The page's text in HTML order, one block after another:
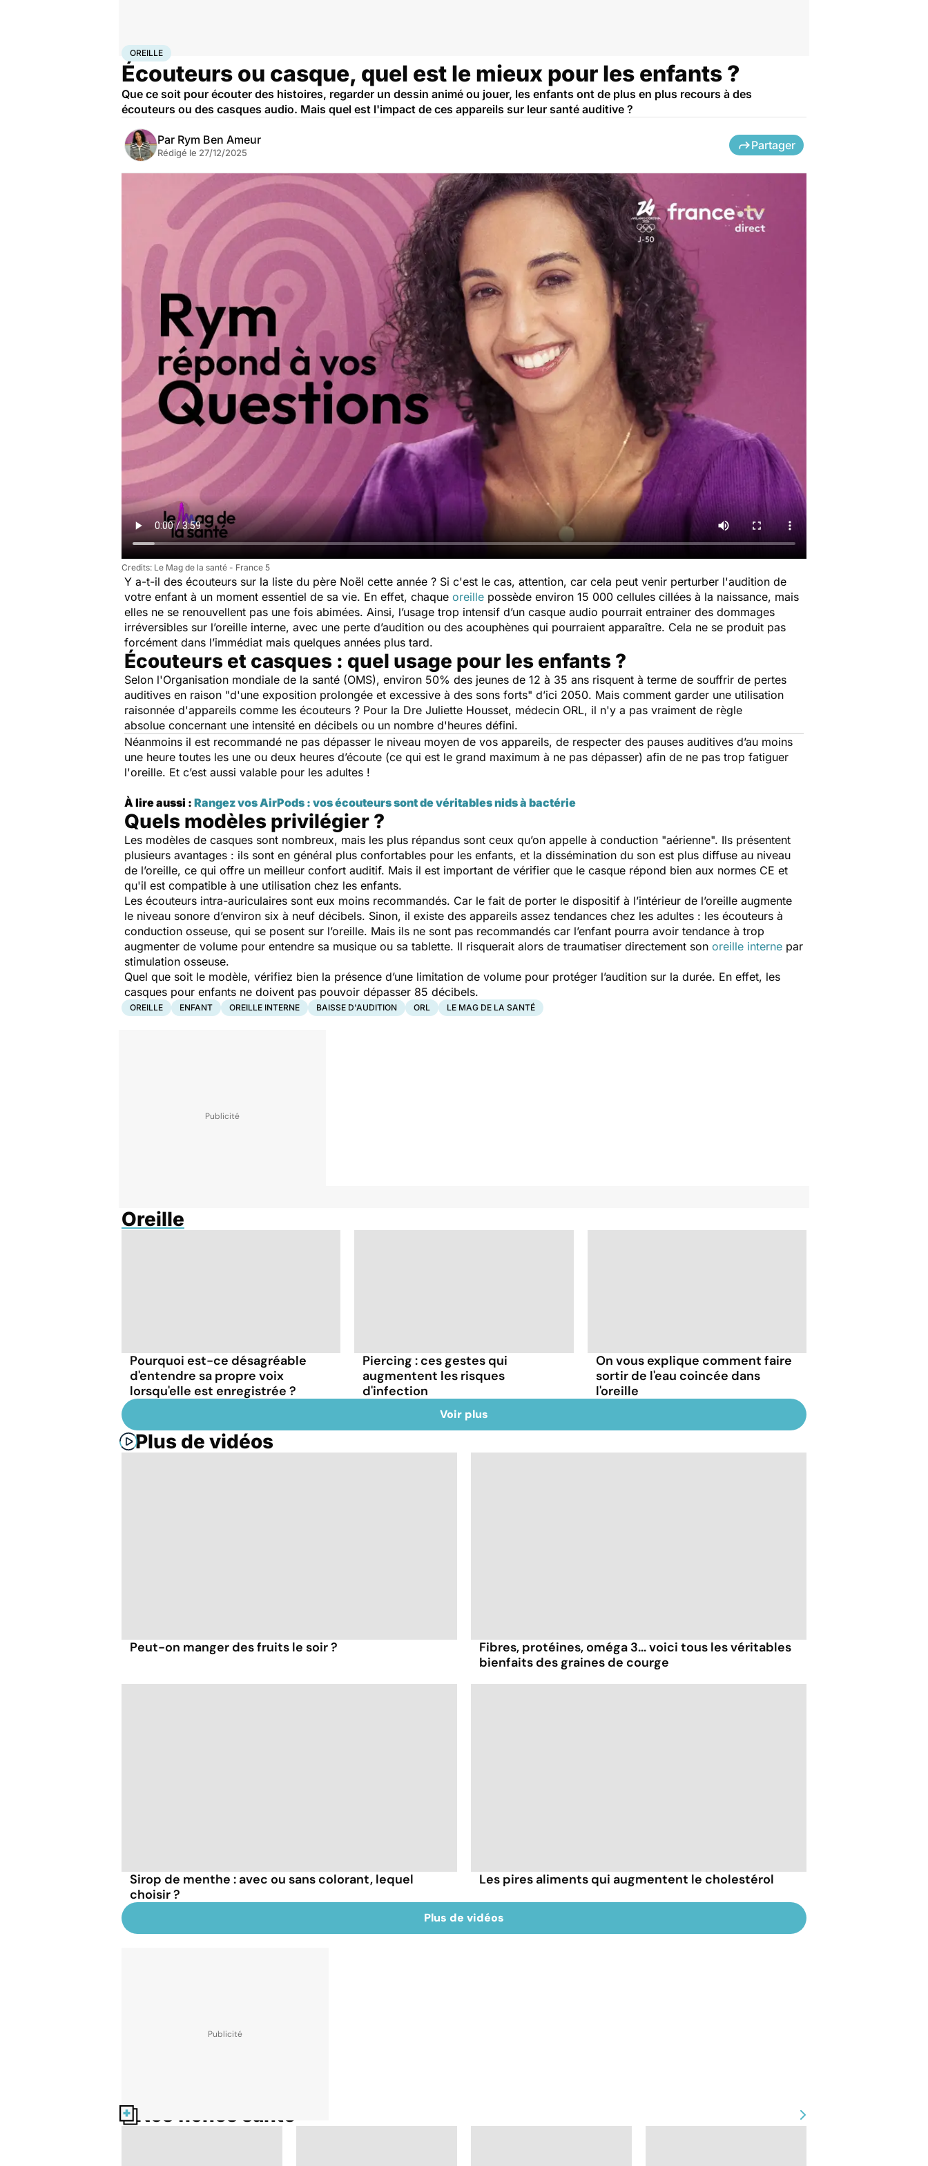
Accueil Santé
OREILLE
Écouteurs ou casque, quel est le mieux pour les enfants ?
Que ce soit pour écouter des histoires, regarder un dessin animé ou jouer, les enfants ont de plus en plus recours à des
écouteurs ou des casques audio. Mais quel est l'impact de ces appareils sur leur santé auditive ?
Par Rym Ben Ameur
Rédigé le 27/12/2025
Partager
Le Mag de la santé - France 5
Y a-t-il des écouteurs sur la liste du père Noël cette année ? Si c'est le cas, attention, car cela peut venir perturber l'audition de
votre enfant à un moment essentiel de sa vie. En effet, chaque oreille possède environ 15 000 cellules cillées à la naissance, mais
elles ne se renouvellent pas une fois abimées. Ainsi, l’usage trop intensif d’un casque audio pourrait entrainer des dommages
irréversibles sur l’oreille interne, avec une perte d’audition ou des acouphènes qui pourraient apparaître. Cela ne se produit pas
forcément dans l’immédiat mais quelques années plus tard.
Écouteurs et casques : quel usage pour les enfants ?
Selon l'Organisation mondiale de la santé (OMS), environ 50% des jeunes de 12 à 35 ans risquent à terme de souffrir de pertes
auditives en raison "d'une exposition prolongée et excessive à des sons forts" d’ici 2050. Mais comment garder une utilisation
raisonnée d'appareils comme les écouteurs ? Pour la Dre Juliette Housset, médecin ORL, il n'y a pas vraiment de règle
absolue concernant une intensité en décibels ou un nombre d'heures défini.
Néanmoins il est recommandé ne pas dépasser le niveau moyen de vos appareils, de respecter des pauses auditives d’au moins
une heure toutes les une ou deux heures d’écoute (ce qui est le grand maximum à ne pas dépasser) afin de ne pas trop fatiguer
l'oreille. Et c’est aussi valable pour les adultes !
À lire aussi : Rangez vos AirPods : vos écouteurs sont de véritables nids à bactérie
Quels modèles privilégier ?
Les modèles de casques sont nombreux, mais les plus répandus sont ceux qu’on appelle à conduction "aérienne". Ils présentent
plusieurs avantages : ils sont en général plus confortables pour les enfants, et la dissémination du son est plus diffuse au niveau
de l’oreille, ce qui offre un meilleur confort auditif. Mais il est important de vérifier que le casque répond bien aux normes CE et
qu'il est compatible à une utilisation chez les enfants.
Les écouteurs intra-auriculaires sont eux moins recommandés. Car le fait de porter le dispositif à l’intérieur de l’oreille augmente
le niveau sonore d’environ six à neuf décibels. Sinon, il existe des appareils assez tendances chez les adultes : les écouteurs à
conduction osseuse, qui se posent sur l’oreille. Mais ils ne sont pas recommandés car l’enfant pourra avoir tendance à trop
augmenter de volume pour entendre sa musique ou sa tablette. Il risquerait alors de traumatiser directement son oreille interne par
stimulation osseuse.
Quel que soit le modèle, vérifiez bien la présence d’une limitation de volume pour protéger l’audition sur la durée. En effet, les
casques pour enfants ne doivent pas pouvoir dépasser 85 décibels.
OREILLE ENFANT OREILLE INTERNE BAISSE D'AUDITION ORL LE MAG DE LA SANTÉ
Oreille
Pourquoi est-ce désagréable
d'entendre sa propre voix
lorsqu'elle est enregistrée ?
Piercing : ces gestes qui
augmentent les risques
d'infection
On vous explique comment faire
sortir de l'eau coincée dans
l'oreille
Voir plus
Plus de vidéos
Peut-on manger des fruits le soir ?
Fibres, protéines, oméga 3... voici tous les véritables
bienfaits des graines de courge
Sirop de menthe : avec ou sans colorant, lequel
choisir ?
Les pires aliments qui augmentent le cholestérol
Plus de vidéos
Nos fiches santé